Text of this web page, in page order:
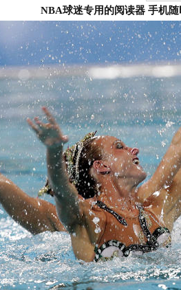
NBA球迷专用的阅读器 手机